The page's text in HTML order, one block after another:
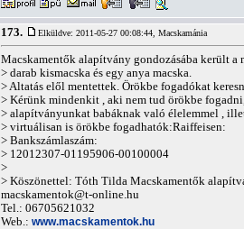
173. Elküldve: 2011-05-27 00:08:44, Macskamánia
Macskamentők alapítvány gondozásába került a
> darab kismacska és egy anya macska.
> Altatás elől mentettek. Örökbe fogadókat
> Kérünk mindenkit , aki nem tud örökbe
> alapítványunkat babáknak való élelemmel ,
> virtuálisan is örökbe fogadhatók:Raiffeisen:
> Bankszámlaszám:
> 12012307-01195906-00100004
>
> Köszönettel: Tóth Tilda Macskamentők
macskamentok@t-online.hu
Tel.: 06705621032
Web.: www.macskamentok.hu